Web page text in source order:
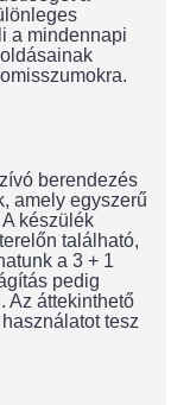
a mindennapi
berendezés
amely egyszerű
készülék
található,
a 3 + 1
pedig
Az áttekinthető
tesz